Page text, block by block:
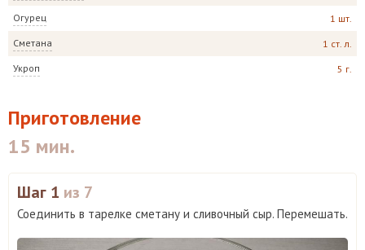
Огурец 1 шт.
Сметана 1 ст. л.
Укроп 5 г.
Приготовление
15 мин.
Шаг 1 из 7
Соединить в тарелке сметану и сливочный сыр. Перемешать.